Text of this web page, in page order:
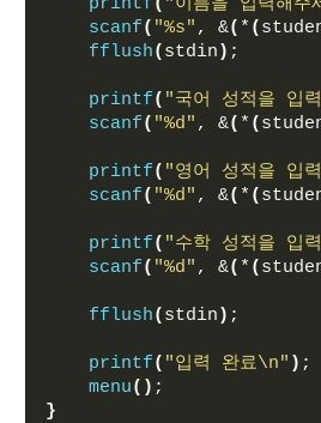
scanf( "%s" , &( * (
fflush( stdin ) ;
printf( "국어 성적을 입
scanf( "%d" , &( * (
printf( "영어 성적을 입
scanf( "%d" , &( * (
printf( "수학 성적을 입
scanf( "%d" , &( * (
fflush( stdin ) ;
printf( "입력 완료\n" ) ;
menu() ;
}